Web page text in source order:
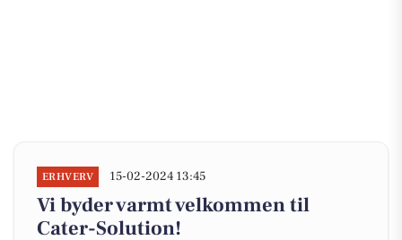
ERHVERV 15-02-2024 13:45
Vi byder varmt velkommen til
Cater-Solution!